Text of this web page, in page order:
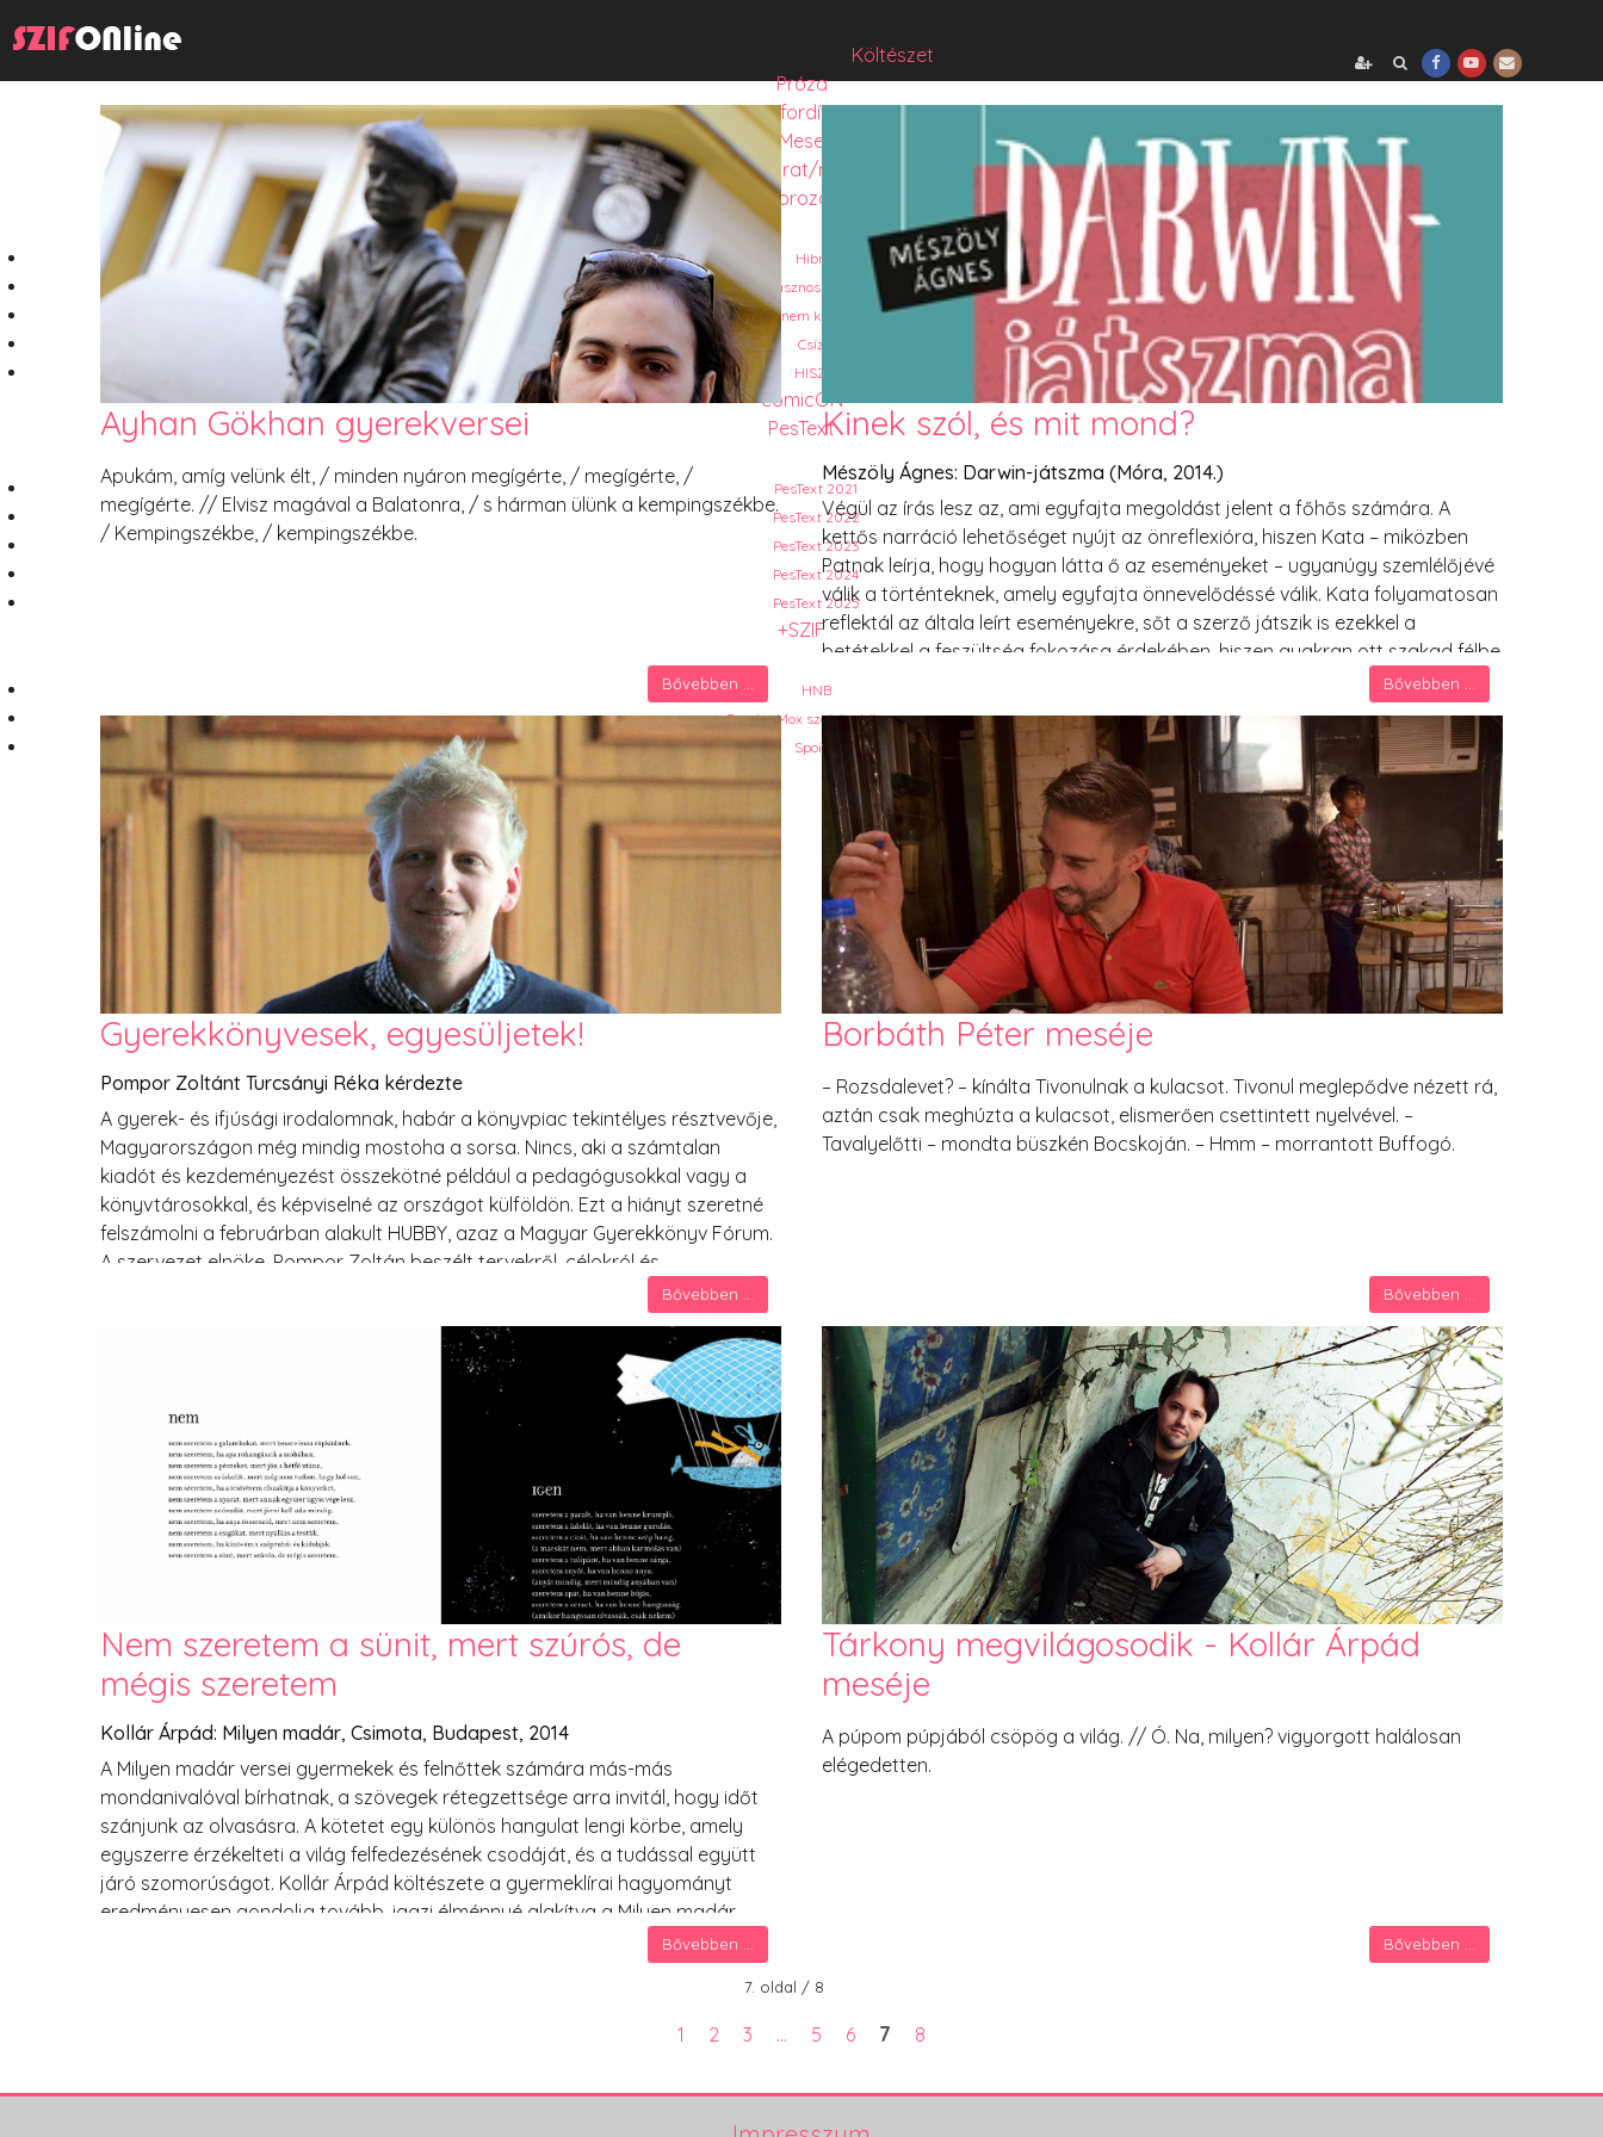
Költészet
Próza
Műfordítás
Mese
Folyó/irat/mentés
Sorozat
Hibrid
Hasznos szöveg
Józsefet nem kérdezte senki
Csízió
HISZTI
comicON
PesText
PesText 2021
PesText 2022
PesText 2023
PesText 2024
PesText 2025
+SZIF
HNB
Eronim Mox szakácskönyve
Spoiler
Ayhan Gökhan gyerekversei
Apukám, amíg velünk élt, / minden nyáron megígérte, / megígérte, /
megígérte. // Elvisz magával a Balatonra, / s hárman ülünk a kempingszékbe.
/ Kempingszékbe, / kempingszékbe.
Bővebben ...
Kinek szól, és mit mond?
Mészöly Ágnes: Darwin-játszma (Móra, 2014.)
Végül az írás lesz az, ami egyfajta megoldást jelent a főhős számára. A
kettős narráció lehetőséget nyújt az önreflexióra, hiszen Kata – miközben
Patnak leírja, hogy hogyan látta ő az eseményeket – ugyanúgy szemlélőjévé
válik a történteknek, amely egyfajta önnevelődéssé válik. Kata folyamatosan
reflektál az általa leírt eseményekre, sőt a szerző játszik is ezekkel a
betétekkel a feszültség fokozása érdekében, hiszen gyakran ott szakad félbe
egy-egy esemény, ahol éppen a legizgalmasabb mozzanat történik.Bővebben ...
Gyerekkönyvesek, egyesüljetek!
Pompor Zoltánt Turcsányi Réka kérdezte
A gyerek- és ifjúsági irodalomnak, habár a könyvpiac tekintélyes résztvevője,
Magyarországon még mindig mostoha a sorsa. Nincs, aki a számtalan
kiadót és kezdeményezést összekötné például a pedagógusokkal vagy a
könyvtárosokkal, és képviselné az országot külföldön. Ezt a hiányt szeretné
felszámolni a februárban alakult HUBBY, azaz a Magyar Gyerekkönyv Fórum.
A szervezet elnöke, Pompor Zoltán beszélt tervekről, célokról és
Bővebben ...
Borbáth Péter meséje
– Rozsdalevet? – kínálta Tivonulnak a kulacsot. Tivonul meglepődve nézett rá,
aztán csak meghúzta a kulacsot, elismerően csettintett nyelvével. –
Tavalyelőtti – mondta büszkén Bocskoján. – Hmm – morrantott Buffogó.
Bővebben ...
Nem szeretem a sünit, mert szúrós, de
mégis szeretem
Kollár Árpád: Milyen madár, Csimota, Budapest, 2014
A Milyen madár versei gyermekek és felnőttek számára más-más
mondanivalóval bírhatnak, a szövegek rétegzettsége arra invitál, hogy időt
szánjunk az olvasásra. A kötetet egy különös hangulat lengi körbe, amely
egyszerre érzékelteti a világ felfedezésének csodáját, és a tudással együtt
járó szomorúságot. Kollár Árpád költészete a gyermeklírai hagyományt
eredményesen gondolja tovább, igazi élménnyé alakítva a Milyen madár
Bővebben ...
Tárkony megvilágosodik - Kollár Árpád
meséje
A púpom púpjából csöpög a világ. // Ó. Na, milyen? vigyorgott halálosan
elégedetten.
Bővebben ...
7. oldal / 8
1 2 3 ... 5 6 7 8